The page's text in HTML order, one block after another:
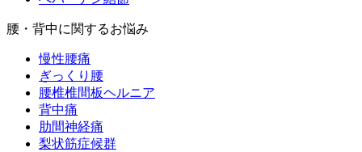
腰・背中に関するお悩み
慢性腰痛
ぎっくり腰
腰椎椎間板ヘルニア
背中痛
肋間神経痛
梨状筋症候群